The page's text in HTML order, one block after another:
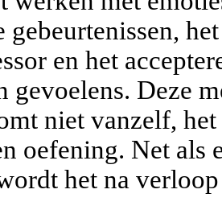
gebeurtenissen,
en het
gevoelens. Deze
niet vanzelf,
oefening. Net als
het na